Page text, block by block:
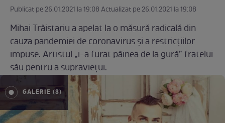
Publicat pe 26.01.2021 la 19:08 Actualizat pe 26.01.2021 la 19:08
Mihai Trăistariu a apelat la o măsură radicală din
cauza pandemiei de coronavirus și a restricțiilor
impuse. Artistul „i-a furat pâinea de la gură” fratelui
său pentru a supraviețui.
GALERIE (3)